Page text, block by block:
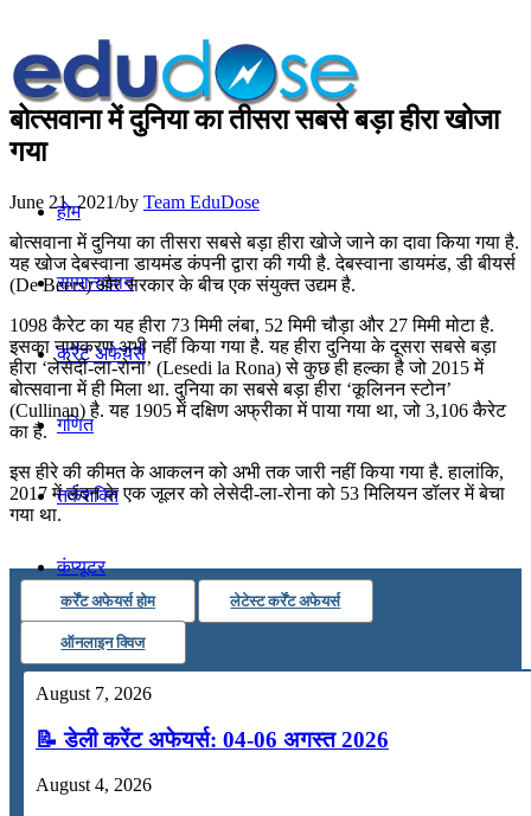
होम
सामान्यज्ञान
करेंट अफेयर्स
गणित
तर्कशक्ति
कंप्यूटर
अंग्रेजी
मॉक टेस्ट
टुडेज जीके
बोत्सवाना में दुनिया का तीसरा सबसे बड़ा हीरा खोजा
गया
June 21, 2021/by Team EduDose
बोत्सवाना में दुनिया का तीसरा सबसे बड़ा हीरा खोजे जाने का दावा किया गया है.
यह खोज देबस्वाना डायमंड कंपनी द्वारा की गयी है. देबस्वाना डायमंड, डी बीयर्स
(De Beers) और सरकार के बीच एक संयुक्त उद्यम है.
1098 कैरेट का यह हीरा 73 मिमी लंबा, 52 मिमी चौड़ा और 27 मिमी मोटा है.
इसका नामकरण अभी नहीं किया गया है. यह हीरा दुनिया के दूसरा सबसे बड़ा
हीरा ‘लेसेदी-ला-रोना’ (Lesedi la Rona) से कुछ ही हल्का है जो 2015 में
बोत्सवाना में ही मिला था. दुनिया का सबसे बड़ा हीरा ‘कूलिनन स्टोन’
(Cullinan) है. यह 1905 में दक्षिण अफ्रीका में पाया गया था, जो 3,106 कैरेट
का है.
इस हीरे की कीमत के आकलन को अभी तक जारी नहीं किया गया है. हालांकि,
2017 में लंदन के एक जूलर को लेसेदी-ला-रोना को 53 मिलियन डॉलर में बेचा
गया था.
कर्रेंट अफेयर्स होम लेटेस्ट कर्रेंट अफेयर्स
ऑनलाइन क्विज
August 7, 2026
📝 डेली करेंट अफेयर्स: 04-06 अगस्त 2026
August 4, 2026